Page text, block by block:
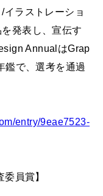
イラストレーショ
発表し、宣伝す
AnnualはGrap
鑑で、選考を通過
entry/9eae7523-
員賞】